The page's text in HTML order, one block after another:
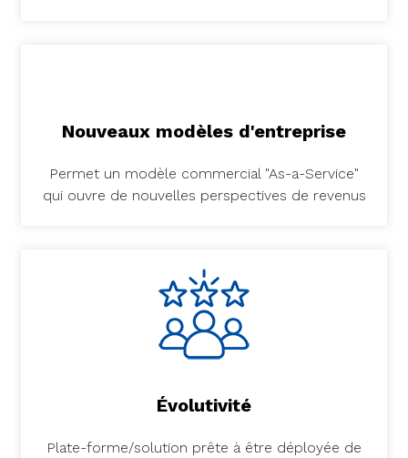
Nouveaux modèles d'entreprise
Permet un modèle commercial "As-a-Service"
qui ouvre de nouvelles perspectives de revenus
Évolutivité
Plate-forme/solution prête à être déployée de